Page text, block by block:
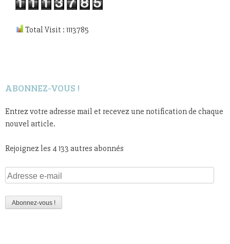
Total Visit : 1113785
ABONNEZ-VOUS !
Entrez votre adresse mail et recevez une notification de chaque
nouvel article.
Rejoignez les 4 133 autres abonnés
Adresse
e-
mail
Abonnez-vous !